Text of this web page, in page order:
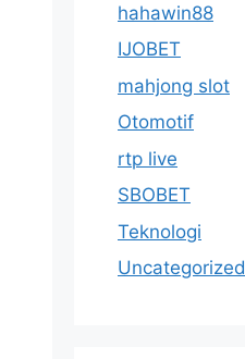
hahawin88
IJOBET
mahjong slot
Otomotif
rtp live
SBOBET
Teknologi
Uncategorized